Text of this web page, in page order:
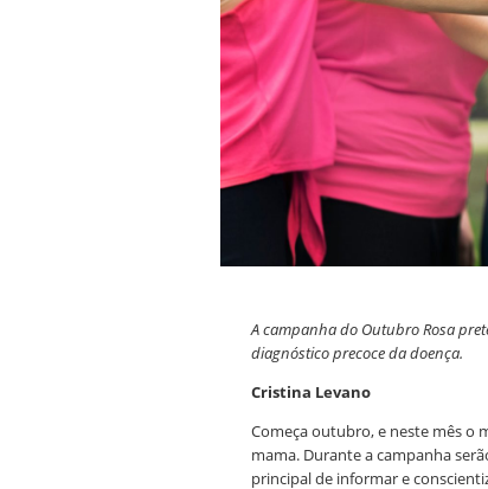
A campanha do Outubro Rosa
diagnóstico precoce da doença.
Cristina Levano
Começa outubro, e neste mês o
mama. Durante a campanha
principal de informar e